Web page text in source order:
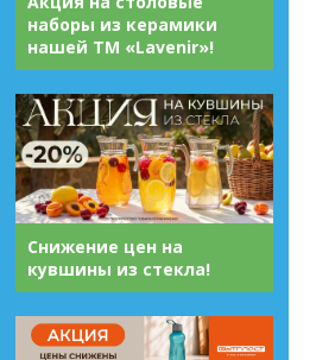
наборы из керамики
нашей ТМ «Lavenir»!
Снижение цен на
кувшины из стекла!